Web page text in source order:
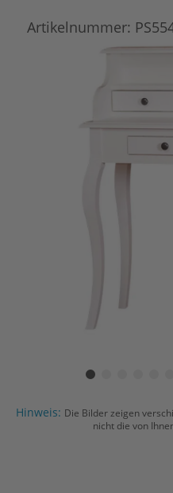
Artikelnummer:
Hinweis: Die Bilder zeigen
nicht die von